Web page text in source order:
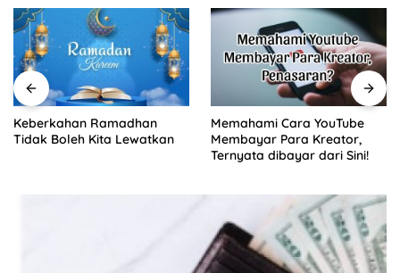
Keberkahan Ramadhan
Tidak Boleh Kita Lewatkan
Memahami Cara YouTube
Membayar Para Kreator,
Ternyata dibayar dari Sini!